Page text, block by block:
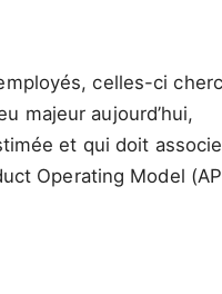
celles-ci
majeur aujourd’hui,
et qui doit
Operating Model